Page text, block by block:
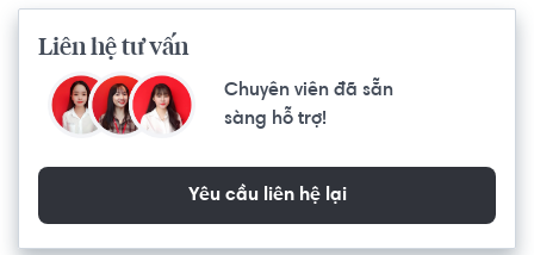
Liên hệ tư vấn
Chuyên viên đã sẵn
sàng hỗ trợ!
Yêu cầu liên hệ lại